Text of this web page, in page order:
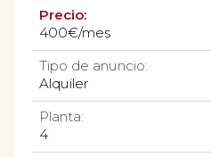
Precio:
400€/mes
Tipo de anuncio:
Alquiler
Planta:
4